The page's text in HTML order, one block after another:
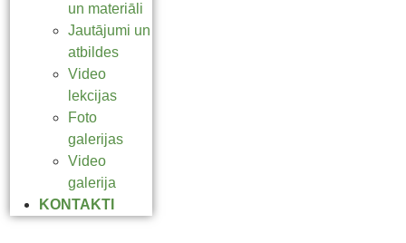
un materiāli
Jautājumi un
atbildes
Video
lekcijas
Foto
galerijas
Video
galerija
KONTAKTI